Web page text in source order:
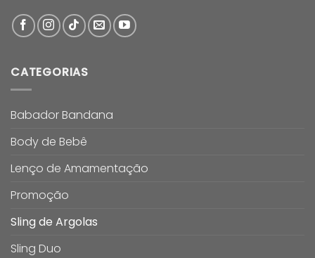
CATEGORIAS
Babador Bandana
Body de Bebê
Lenço de Amamentação
Promoção
Sling de Argolas
Sling Duo